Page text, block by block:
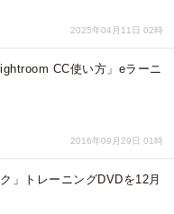
2025年04月11日 02時
CC使い方」eラーニ
2016年09月29日 01時
」トレーニングDVDを12月